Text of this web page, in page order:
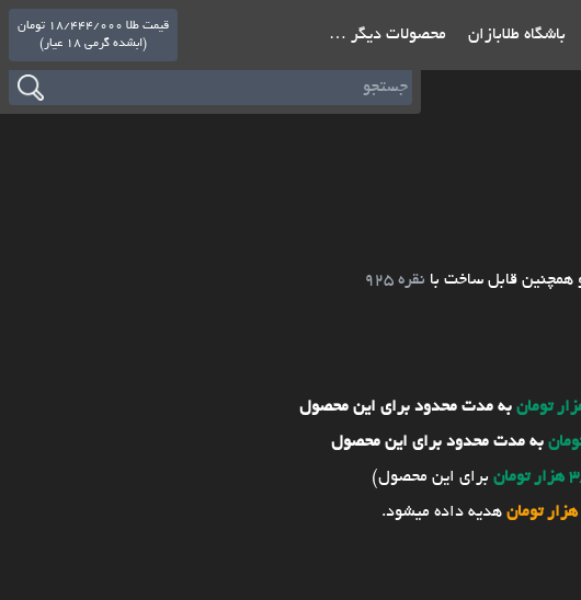
باشگاه طلابازان محصولات دیگر …
قیمت طلا 18/444/000 تومان
(ابشده گرمی 18 عیار)
همچنین قابل ساخت با نقره 925
به مدت محدود برای این محصول
به مدت محدود برای این محصول
برای این محصول)
هدیه داده میشود.